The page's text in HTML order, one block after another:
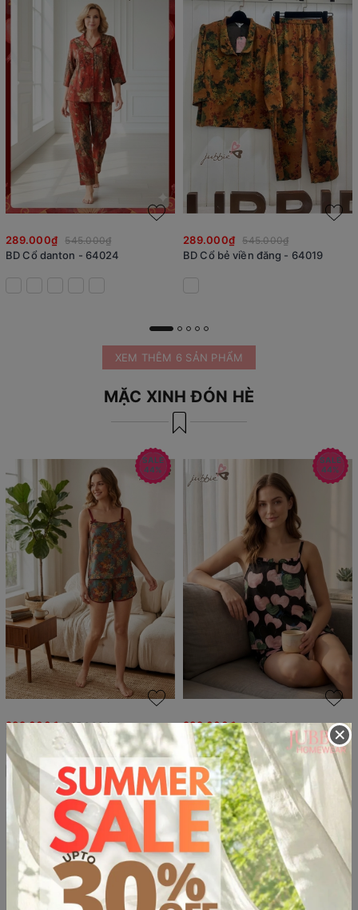
289.000₫ 545.000₫
BD Cổ danton - 64024
289.000₫ 545.000₫
BD Cổ bẻ viền đăng - 64019
XEM THÊM 6 SẢN PHẨM
MẶC XINH ĐÓN HÈ
SALE
44%
289.000₫ 515.000₫
BS 2 dây nơ - 91115
SALE
44%
289.000₫ 515.000₫
Bộ short 2 dây - 91113
44%
×